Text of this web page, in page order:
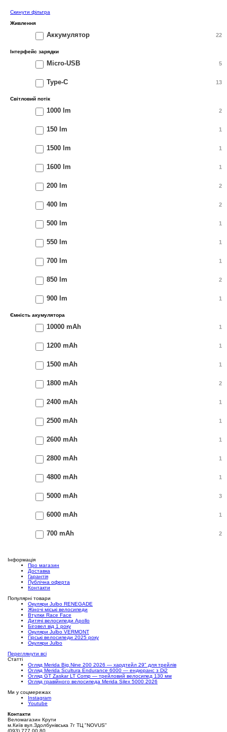
Cкинути фільтра
Живлення
Аккумулятор 22
Інтерфейс зарядки
Micro-USB 5
Type-C 13
Світловий потік
1000 lm 2
150 lm 1
1500 lm 1
1600 lm 1
200 lm 2
400 lm 2
500 lm 1
550 lm 1
700 lm 1
850 lm 2
900 lm 1
Ємність акумулятора
10000 mAh 1
1200 mAh 1
1500 mAh 1
1800 mAh 2
2400 mAh 1
2500 mAh 1
2600 mAh 1
2800 mAh 1
4800 mAh 1
5000 mAh 3
6000 mAh 1
700 mAh 2
Інформація
Про магазин
Доставка
Гарантія
Публічна оферта
Контакти
Популярні товари
Окуляри Julbo RENEGADE
Жіночі міські велосипеди
Втулки Race Face
Дитячі велосипеди Apollo
Біговел від 1 року
Окуляри Julbo VERMONT
Гірські велосипеди 2025 року
Окуляри Julbo
Переглянути всі
Статті
Огляд Merida Big.Nine 200 2026 — хардтейл 29" для трейлів
Огляд Merida Scultura Endurance 6000 — ендюранс з Di2
Огляд GT Zaskar LT Comp — трейловий велосипед 130 мм
Огляд гравійного велосипеда Merida Silex 5000 2026
Ми у соцмережах
Instagram
Youtube
Контакти
Веломагазин Крути
м.Київ вул.Здолбунівська 7г ТЦ "NOVUS"
(093) 777 00 80